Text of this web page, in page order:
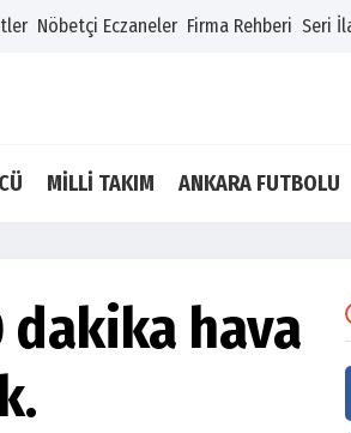
Nöbetçi Eczaneler Firma Rehberi Seri
MİLLİ TAKIM ANKARA FUTBOLU
hava